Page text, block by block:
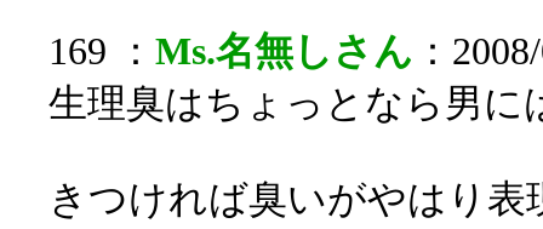
169 ： Ms.名無しさん ：
生理臭はちょっとなら男に
きつければ臭いがやはり